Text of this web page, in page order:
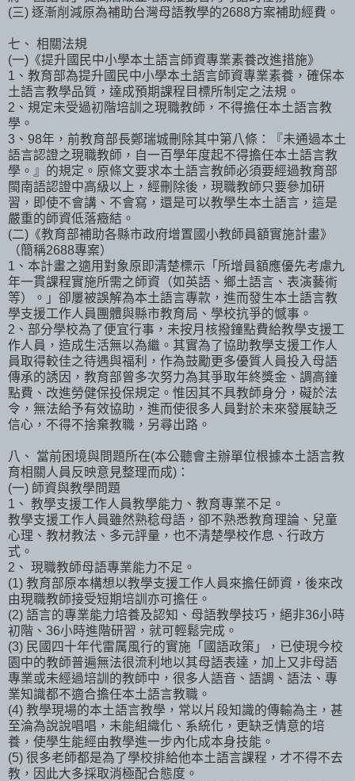
(三) 逐漸削減原為補助台灣母語教學的2688方案補助經費。
七、 相關法規
(一)《提升國民中小學本土語言師資專業素養改進措施》
1、教育部為提升國民中小學本土語言師資專業素養，確保本
土語言教學品質，達成預期課程目標所制定之法規。
2、規定未受過初階培訓之現職教師，不得擔任本土語言教
學。
3、98年，前教育部長鄭瑞城刪除其中第八條：『未通過本土
語言認證之現職教師，自一百學年度起不得擔任本土語言教
學。』的規定。原條文要求本土語言教師必須要經過教育部
閩南語認證中高級以上，經刪除後，現職教師只要參加研
習，即使不會講、不會寫，還是可以教學生本土語言，這是
嚴重的師資低落癥結。
(二)《教育部補助各縣市政府增置國小教師員額實施計畫》
（簡稱2688專案）
1、本計畫之適用對象原即清楚標示「所增員額應優先考慮九
年一貫課程實施所需之師資（如英語、鄉土語言、表演藝術
等）。」卻屢被誤解為本土語言專款，進而發生本土語言教
學支援工作人員團體與縣市教育局、學校抗爭的憾事。
2、部分學校為了便宜行事，未按月核撥鐘點費給教學支援工
作人員，造成生活無以為繼。其實為了協助教學支援工作人
員取得較佳之待遇與福利，作為鼓勵更多優質人員投入母語
傳承的誘因，教育部曾多次努力為其爭取年終獎金、調高鐘
點費、改進勞健保投保規定。惟因其不具教師身分，礙於法
令，無法給予有效協助，進而使很多人員對於未來發展缺乏
信心，不得不捨棄教職，另尋出路。
八、 當前困境與問題所在(本公聽會主辦單位根據本土語言教
育相關人員反映意見整理而成)：
(一) 師資與教學問題
1、 教學支援工作人員教學能力、教育專業不足。
教學支援工作人員雖然熟稔母語，卻不熟悉教育理論、兒童
心理、教材教法、多元評量，也不清楚學校作息、行政方
式。
2、 現職教師母語專業能力不足。
(1) 教育部原本構想以教學支援工作人員來擔任師資，後來改
由現職教師接受短期培訓亦可擔任。
(2) 語言的專業能力培養及認知、母語教學技巧，絕非36小時
初階、36小時進階研習，就可輕鬆完成。
(3) 民國四十年代雷厲風行的實施「國語政策」，已使現今校
園中的教師普遍無法很流利地以其母語表達，加上又非母語
專業或未經過培訓的教師中，很多人語音、語調、語法、專
業知識都不適合擔任本土語言教職。
(4) 教學現場的本土語言教學，常以片段知識的傳輸為主，甚
至淪為說說唱唱，未能組織化、系統化，更缺乏情意的培
養，使學生能經由教學進一步內化成本身技能。
(5) 很多老師都是為了學校排給他本土語言課程，才不得不去
教，因此大多採取消極配合態度。